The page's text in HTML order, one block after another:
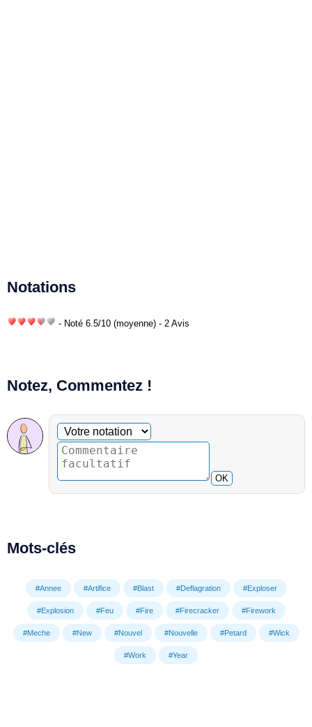
Notations
- Noté 6.5/10 (moyenne) - 2 Avis
Notez, Commentez !
Commentaire facultatif
Votre notation
OK
Mots-clés
#Annee #Artifice #Blast #Deflagration #Exploser
#Explosion #Feu #Fire #Firecracker #Firework
#Meche #New #Nouvel #Nouvelle #Petard #Wick
#Work #Year